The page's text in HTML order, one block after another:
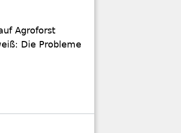
Agroforst
Die Probleme